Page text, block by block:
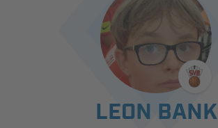
ERGEBNISSE & WETTBEWERBE
SPIELBETRIEB & VERBANDSLEBEN
AUSBILDUNG & FÖRDERUNGLEON BANK